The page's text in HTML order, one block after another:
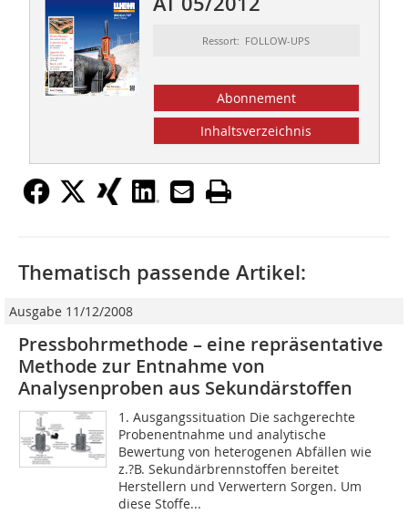
Ressort: FOLLOW-UPS
Abonnement
Inhaltsverzeichnis
Thematisch passende Artikel:
Ausgabe 11/12/2008
Pressbohrmethode – eine repräsentative
Methode zur Entnahme von
Analysenproben aus Sekundärstoffen
1. Ausgangssituation Die sachgerechte
Probenentnahme und analytische
Bewertung von heterogenen Abfällen wie
z.?B. Sekundärbrennstoffen bereitet
Herstellern und Verwertern Sorgen. Um
diese Stoffe...